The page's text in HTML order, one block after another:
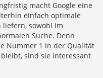
macht Google eine
einfach optimale
liefern, sowohl im
Suche. Denn
Nummer 1 in der Qualität
sind sie interessant